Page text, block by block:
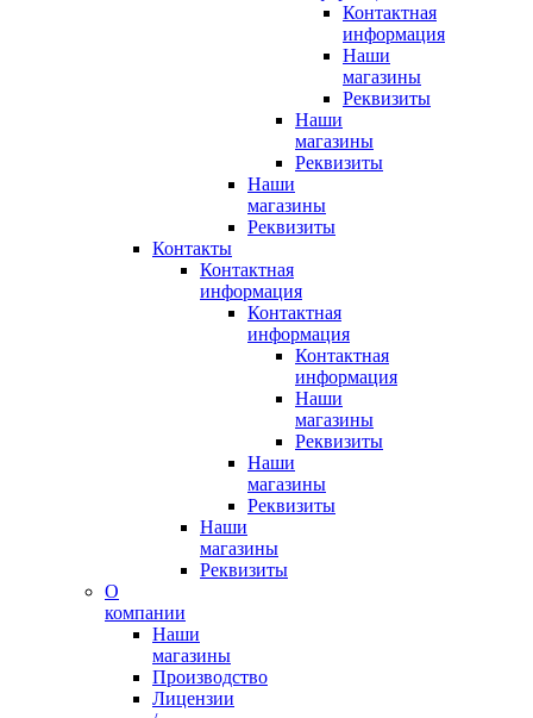
Контактная
информация
Наши
магазины
Реквизиты
Наши
магазины
Реквизиты
Наши
магазины
Реквизиты
Контакты
Контактная
информация
Контактная
информация
Контактная
информация
Наши
магазины
Реквизиты
Наши
магазины
Реквизиты
Наши
магазины
Реквизиты
О
компании
Наши
магазины
Производство
Лицензии